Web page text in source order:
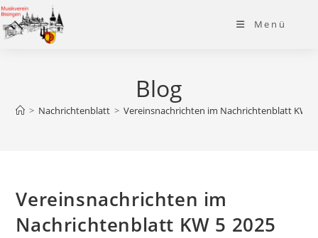
Zum
Inhalt
springen
Menü
Blog
> Nachrichtenblatt > Vereinsnachrichten im Nachrichtenblatt KW 5
Vereinsnachrichten im
Nachrichtenblatt KW 5 2025